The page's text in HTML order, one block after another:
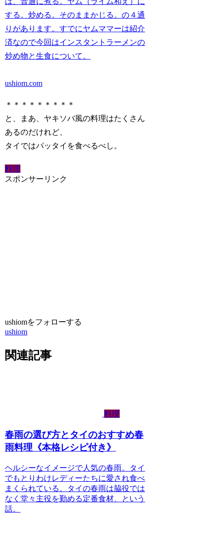
する。炒める。そのままかじる。の４通
りがあります。すでにヤムママーは紹介
済なので今回はインスタントラーメンの
炒め物と生食について。
ushiom.com
＊＊＊＊＊＊＊＊＊
と、まあ、ヤキソバ風の料理はたくさん
あるのだけれど、
タイではパッタイを食べるべし。
料理
スポンサーリンク
ushiomをフォローする
ushiom
関連記事
料理
春雨の選び方とタイのおすすめ春
雨料理《本格レシピ付き》
ヘルシーなイメージで人気の春雨。タイ
でもとりわけレディーたちに愛され食べ
まくられている。タイの春雨は脇役では
なく堂々主役を勤める定番食材、という
話。